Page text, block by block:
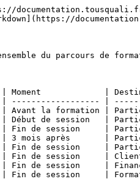
du parcours de
|
------------------ |
| Avant la formation |
| Début de session   |
| Fin de session     |
mois après       |
| Fin de session     |
de session     | Client·e
| Fin de session     |
| Fin de session     |